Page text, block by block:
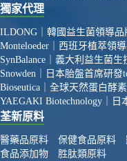
獨家代理
ILDONG｜韓國益生菌領導品
Monteloeder｜西班牙植萃領
SynBalance｜義大利益生菌生
Snowden｜日本胎盤首席研發
Bioseutica｜全球天然蛋白酵
YAEGAKI Biotechnology｜日
荃新原料
醫藥品原料 保健食品原料
食品添加物
胜肽類原料